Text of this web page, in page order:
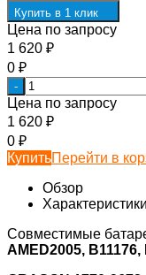
Купить в 1 клик
Цена по запросу
1 620 ₽
0 ₽
-
Цена по запросу
1 620 ₽
0 ₽
КупитьПерейти в
Обзор
Характеристики
Совместимые
AMED2005, B11176,